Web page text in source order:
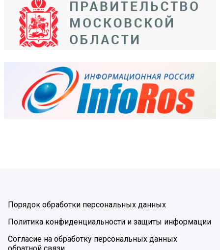
Порядок обработки персональных данных
Политика конфиденциальности и защиты информации
Согласие на обработку персональных данных